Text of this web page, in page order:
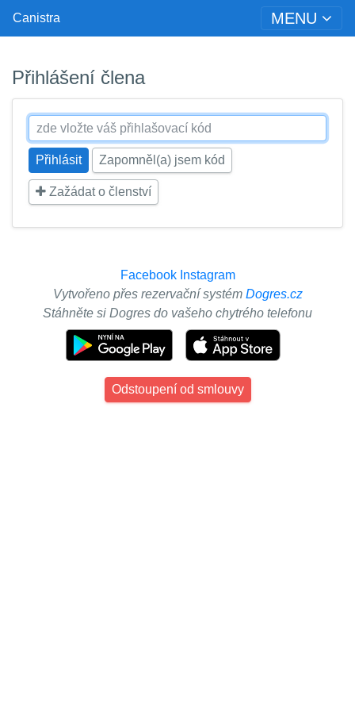
Canistra MENU
Přihlášení člena
Zapomněl(a) jsem kód
Zažádat o členství
Facebook Instagram
Vytvořeno přes rezervační systém Dogres.cz
Stáhněte si Dogres do vašeho chytrého telefonu
Odstoupení od smlouvy